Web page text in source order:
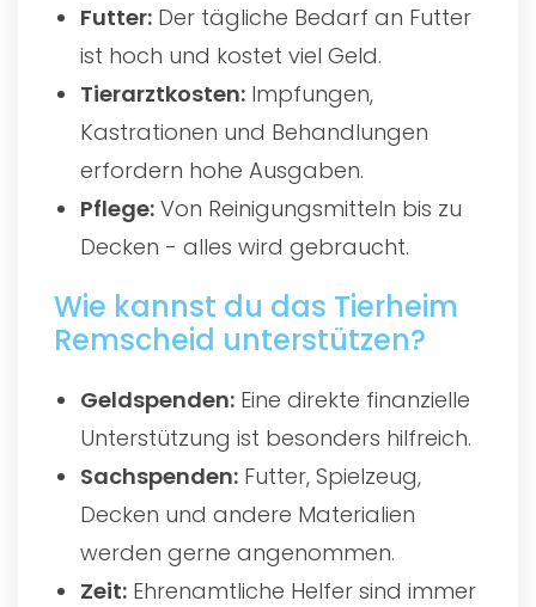
Futter: Der tägliche Bedarf an Futter
ist hoch und kostet viel Geld.
Tierarztkosten: Impfungen,
Kastrationen und Behandlungen
erfordern hohe Ausgaben.
Pflege: Von Reinigungsmitteln bis zu
Decken - alles wird gebraucht.
Wie kannst du das Tierheim
Remscheid unterstützen?
Geldspenden: Eine direkte finanzielle
Unterstützung ist besonders hilfreich.
Sachspenden: Futter, Spielzeug,
Decken und andere Materialien
werden gerne angenommen.
Zeit: Ehrenamtliche Helfer sind immer